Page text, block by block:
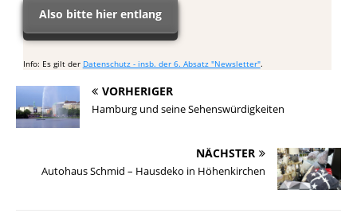
Also bitte hier entlang
Info: Es gilt der Datenschutz - insb. der 6. Absatz "Newsletter".
VORHERIGER
Hamburg und seine Sehenswürdigkeiten
NÄCHSTER
Autohaus Schmid – Hausdeko in Höhenkirchen